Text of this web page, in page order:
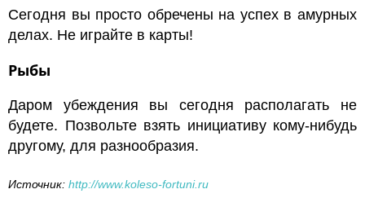
Сегодня вы просто обречены на успех в амурных
делах. Не играйте в карты!
Рыбы
Даром убеждения вы сегодня располагать не
будете. Позвольте взять инициативу кому-нибудь
другому, для разнообразия.
Источник: http://www.koleso-fortuni.ru